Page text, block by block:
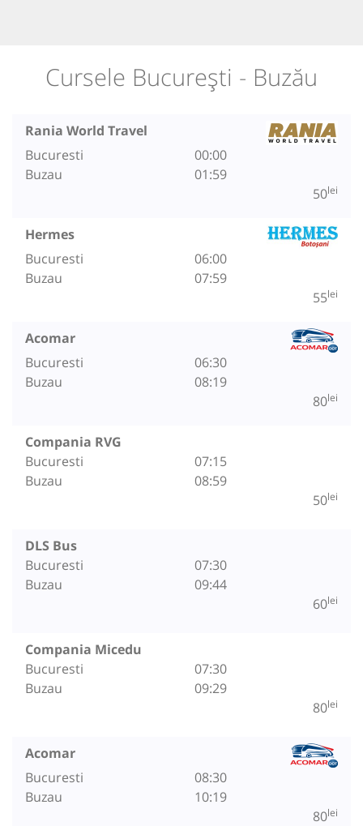
Cursele București - Buzău
Rania World Travel
Bucuresti
Buzau
00:00
01:59
50lei
Hermes
Bucuresti
Buzau
06:00
07:59
55lei
Acomar
Bucuresti
Buzau
06:30
08:19
80lei
Compania RVG
Bucuresti
Buzau
07:15
08:59
50lei
DLS Bus
Bucuresti
Buzau
07:30
09:44
60lei
Compania Micedu
Bucuresti
Buzau
07:30
09:29
80lei
Acomar
Bucuresti
Buzau
08:30
10:19
80lei